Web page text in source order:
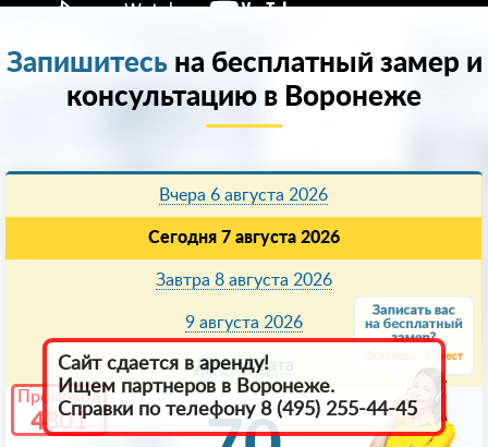
8
Промокод
4801
Запишитесьна бесплатный замер и
консультацию в Воронеже
Вчера 6 августа 2026
Сегодня 7 августа 2026
Завтра 8 августа 2026
9 августа 2026
Другая дата
Сайт сдается в аренду!
Ищем партнеров в Воронеже.
Справки по телефону 8 (495) 255-44-45